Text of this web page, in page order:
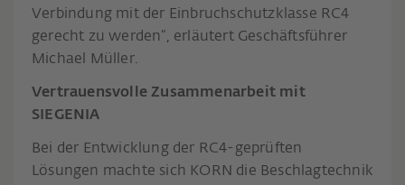
Verbindung mit der Einbruchschutzklasse RC4
gerecht zu werden“, erläutert Geschäftsführer
Michael Müller.
Vertrauensvolle Zusammenarbeit mit
SIEGENIA
Bei der Entwicklung der RC4-geprüften
Lösungen machte sich KORN die Beschlagtechnik